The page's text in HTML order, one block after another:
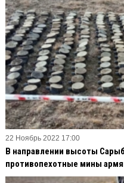
22 Ноябрь 2022 17:00
В направлении высоты
противопехотные мины